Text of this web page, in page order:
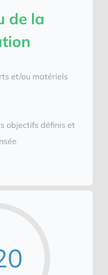
de la
et/ou matériels
objectifs définis et